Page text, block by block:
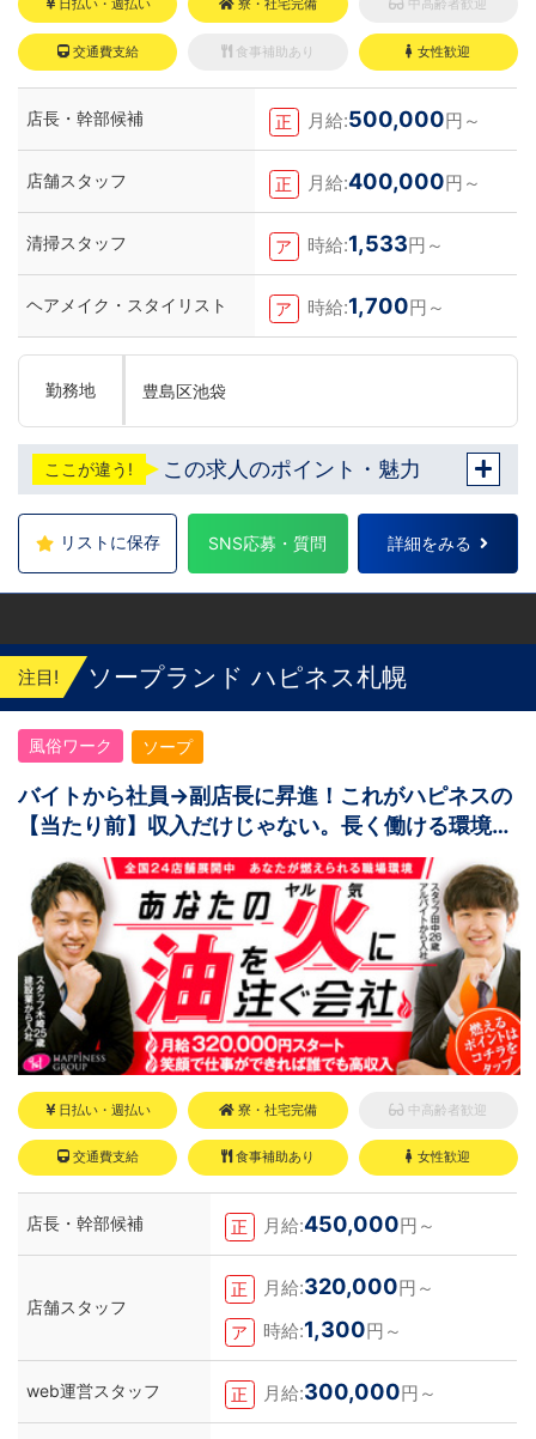
日払い・週払い 寮・社宅完備 中高齢者歓迎
交通費支給 食事補助あり 女性歓迎
店長・幹部候補 正 月給:500,000円～
店舗スタッフ 正 月給:400,000円～
清掃スタッフ ア 時給:1,533円～
ヘアメイク・スタイリスト ア 時給:1,700円～
勤務地 豊島区池袋
ここが違う! この求人のポイント・魅力
リストに保存 SNS応募・質問 詳細をみる
注目! ソープランド ハピネス札幌
風俗ワーク ソープ
バイトから社員→副店長に昇進！これがハピネスの
【当たり前】収入だけじゃない。長く働ける環境が
ある。
日払い・週払い 寮・社宅完備 中高齢者歓迎
交通費支給 食事補助あり 女性歓迎
店長・幹部候補 正 月給:450,000円～
店舗スタッフ
正 月給:320,000円～
ア 時給:1,300円～
web運営スタッフ 正 月給:300,000円～